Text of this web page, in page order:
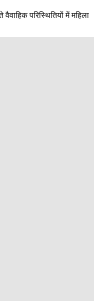
परिस्थितियों में महिला